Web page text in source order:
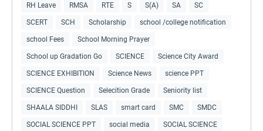
RH Leave RMSA RTE S S(A) SA SC
SCERT SCH Scholarship school /college notification
school Fees School Morning Prayer
School up Gradation Go SCIENCE Science City Award
SCIENCE EXHIBITION Science News science PPT
SCIENCE Question Selecition Grade Seniority list
SHAALA SIDDHI SLAS smart card SMC SMDC
SOCIAL SCIENCE PPT social media SOCIAL SCIENCE